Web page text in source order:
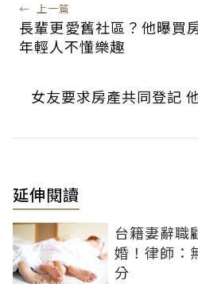
← 上一篇
長輩更愛舊社區？他曝買
年輕人不懂樂趣
女友要求房產共同登記
延伸閱讀
台籍妻辭職
婚！律師：
分